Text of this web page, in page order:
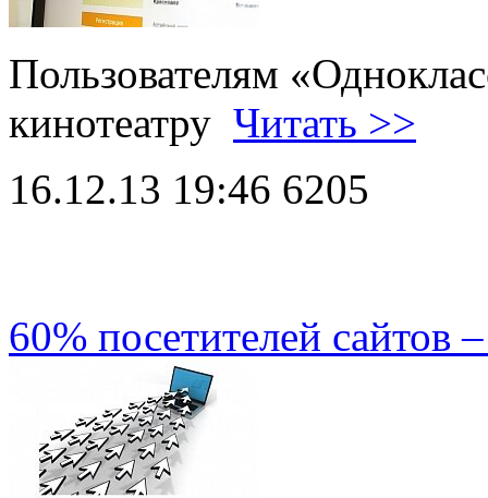
Пользователям
кинотеатру Читать >>
16.12.13 19:46 6205
60% посетителей сайтов